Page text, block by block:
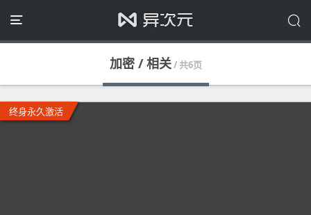
加密 / 相关/ 共6页
终身永久激活